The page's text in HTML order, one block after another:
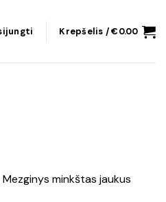
Krepšelis /€0.00
minkštas jaukus